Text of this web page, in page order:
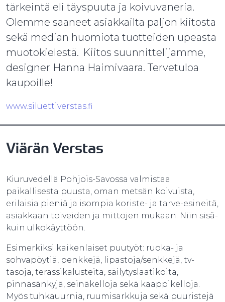
tärkeintä eli täyspuuta ja koivuvaneria.
Olemme saaneet asiakkailta paljon kiitosta
sekä median huomiota tuotteiden upeasta
muotokielestä. Kiitos suunnittelijamme,
designer Hanna Haimivaara. Tervetuloa
kaupoille!
www.siluettiverstas.fi
Viärän Verstas
Kiuruvedellä Pohjois-Savossa valmistaa
paikallisesta puusta, oman metsän koivuista,
erilaisia pieniä ja isompia koriste- ja tarve-esineitä,
asiakkaan toiveiden ja mittojen mukaan. Niin sisä-
kuin ulkokäyttöön.
Esimerkiksi kaikenlaiset puutyöt: ruoka- ja
sohvapöytiä, penkkejä, lipastoja/senkkejä, tv-
tasoja, terassikalusteita, säilytyslaatikoita,
pinnasänkyjä, seinäkelloja sekä kaappikelloja.
Myös tuhkauurnia, ruumisarkkuja sekä puuristejä